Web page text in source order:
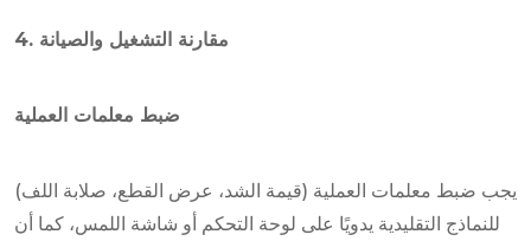
4. مقارنة التشغيل والصيانة
ضبط معلمات العملية
يجب ضبط معلمات العملية (قيمة الشد، عرض القطع، صلابة اللف)
للنماذج التقليدية يدويًا على لوحة التحكم أو شاشة اللمس، كما أن